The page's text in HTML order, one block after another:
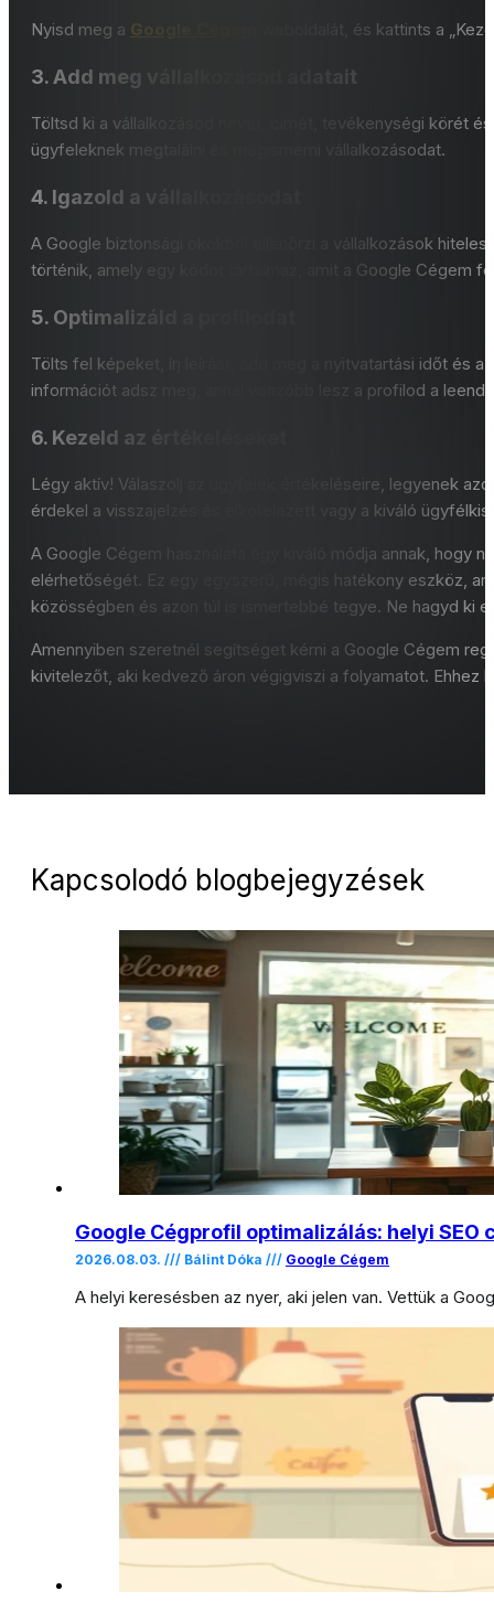
Nyisd meg a Google Cégem weboldalát, és kattints a
3. Add meg vállalkozásod adatait
Töltsd ki a vállalkozásod nevét, címét, tevékenységi körét
ügyfeleknek megtalálni és megismerni vállalkozásodat.
4. Igazold a vállalkozásodat
A Google biztonsági okokból ellenőrzi a vállalkozások
történik, amely egy kódot tartalmaz, amit a Google Cégem
5. Optimalizáld a profilodat
Tölts fel képeket, írj leírást, add meg a nyitvatartási időt és
információt adsz meg, annál vonzóbb lesz a profilod a
6. Kezeld az értékeléseket
Légy aktív! Válaszolj az ügyfelek értékeléseire, legyenek
érdekel a visszajelzés és elkötelezett vagy a kiváló
A Google Cégem használata egy kiváló módja annak, hogy
elérhetőségét. Ez egy egyszerű, mégis hatékony eszköz,
közösségben és azon túl is ismertebbé tegye. Ne hagyd ki
Amennyiben szeretnél segítséget kérni a Google Cégem
kivitelezőt, aki kedvező áron végigviszi a folyamatot. Ehhez
Kapcsolodó blogbejegyzések
Google Cégprofil optimalizálás: helyi
2026.08.03. /// Bálint Dóka /// Google Cégem
A helyi keresésben az nyer, aki jelen van. Vettük a